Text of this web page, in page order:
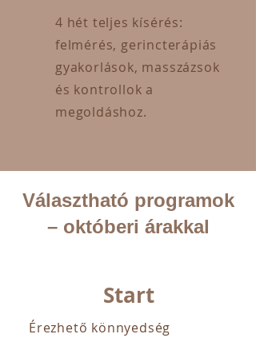
4 hét teljes kísérés:
felmérés, gerincterápiás
gyakorlások, masszázsok
és kontrollok a
megoldáshoz.
Választható programok
– októberi árakkal
Start
Érezhető könnyedség